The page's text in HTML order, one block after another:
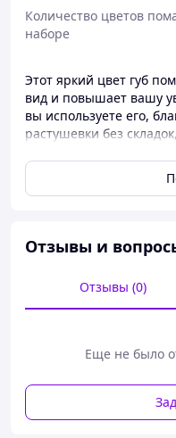
Количество цветов
наборе
Этот яркий цвет губ
вид и повышает вашу
вы используете его,
растушевки без
также обогащен
которые делают его
увлажненности губ для
увлажнения, пышности
Отзывы и
Отзывы (0)
Еще не было